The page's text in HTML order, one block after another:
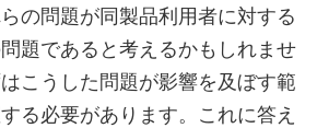
の問題が同製品利用者に対する
題であると考えるかもしれませ
こうした問題が影響を及ぼす範
る必要があります。これに答え